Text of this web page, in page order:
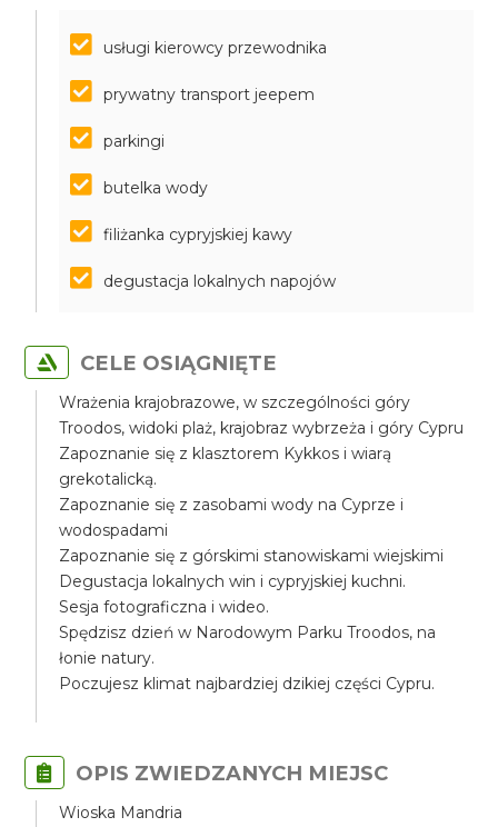
usługi kierowcy przewodnika
prywatny transport jeepem
parkingi
butelka wody
filiżanka cypryjskiej kawy
degustacja lokalnych napojów
CELE OSIĄGNIĘTE
Wrażenia krajobrazowe, w szczególności góry
Troodos, widoki plaż, krajobraz wybrzeża i góry Cypru
Zapoznanie się z klasztorem Kykkos i wiarą
grekotalicką.
Zapoznanie się z zasobami wody na Cyprze i
wodospadami
Zapoznanie się z górskimi stanowiskami wiejskimi
Degustacja lokalnych win i cypryjskiej kuchni.
Sesja fotograficzna i wideo.
Spędzisz dzień w Narodowym Parku Troodos, na
łonie natury.
Poczujesz klimat najbardziej dzikiej części Cypru.
OPIS ZWIEDZANYCH MIEJSC
Wioska Mandria